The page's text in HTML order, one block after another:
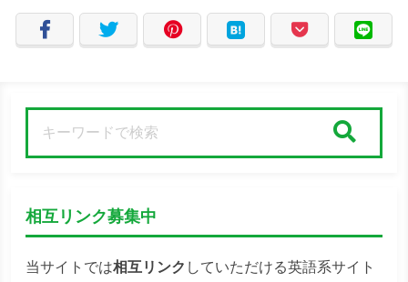
相互リンク募集中
当サイトでは相互リンク していただける英語系サイト